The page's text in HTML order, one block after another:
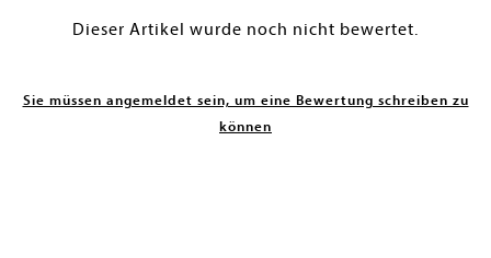
Dieser Artikel wurde noch nicht bewertet.
Sie müssen angemeldet sein, um eine Bewertung schreiben zu
können